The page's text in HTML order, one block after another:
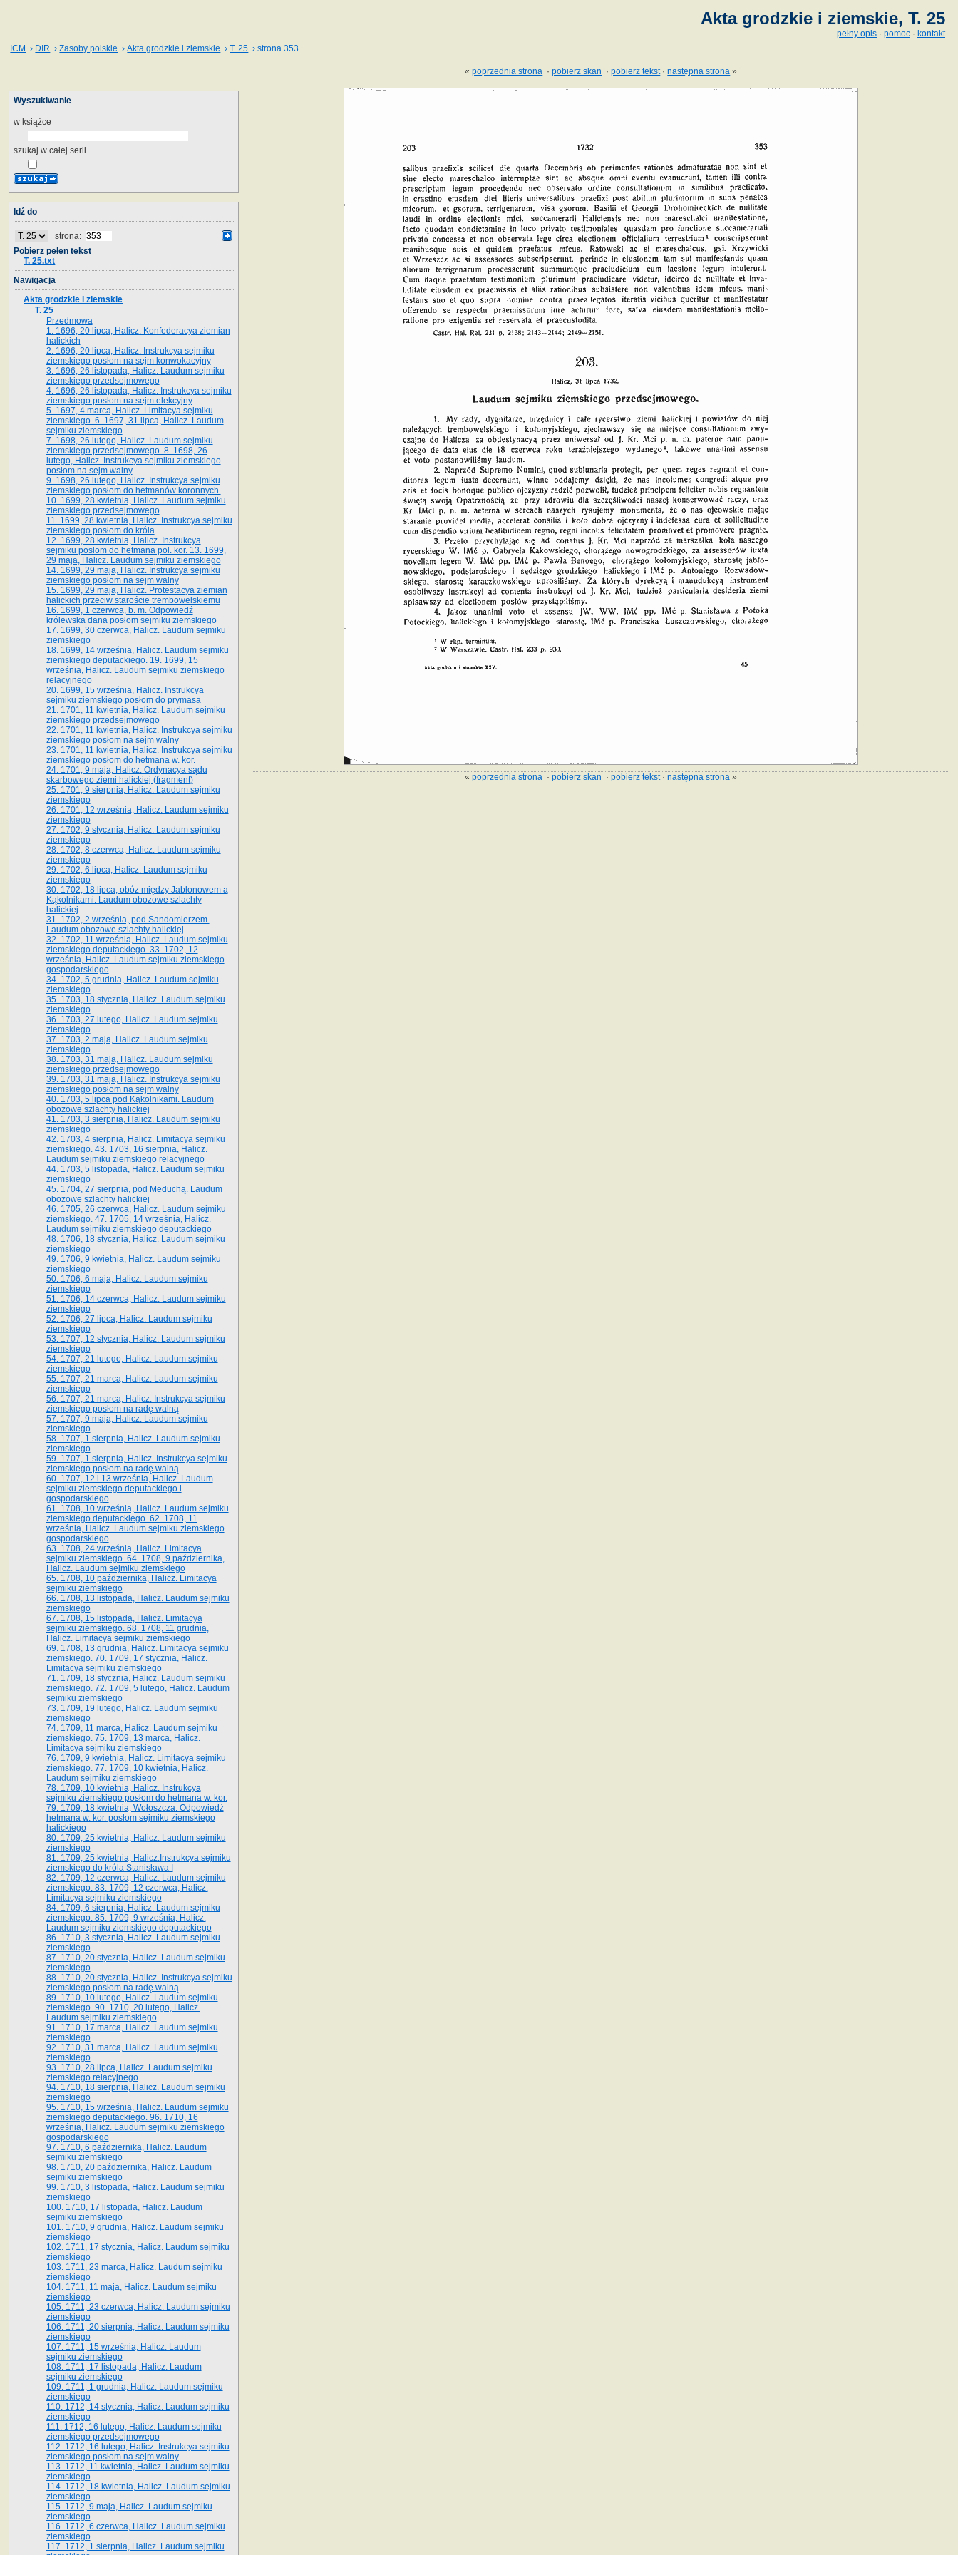
Akta grodzkie i ziemskie, T. 25
pełny opis · pomoc · kontakt
ICM › DIR ›Zasoby polskie ›Akta grodzkie i ziemskie ›T. 25 › strona 353
«poprzednia strona ·pobierz skan ·pobierz tekst·następna strona »
«poprzednia strona ·pobierz skan ·pobierz tekst·następna strona »
Wyszukiwanie
w książce
szukaj w całej serii
Idź do
strona:
Pobierz pełen tekst
T. 25.txt
Nawigacja
Akta grodzkie i ziemskie
T. 25
Przedmowa
1. 1696, 20 lipca, Halicz. Konfederacya ziemian
halickich
2. 1696, 20 lipca, Halicz. Instrukcya sejmiku
ziemskiego posłom na sejm konwokacyjny
3. 1696, 26 listopada, Halicz. Laudum sejmiku
ziemskiego przedsejmowego
4. 1696, 26 listopada, Halicz. Instrukcya sejmiku
ziemskiego posłom na sejm elekcyjny
5. 1697, 4 marca, Halicz. Limitacya sejmiku
ziemskiego. 6. 1697, 31 lipca, Halicz. Laudum
sejmiku ziemskiego
7. 1698, 26 lutego, Halicz. Laudum sejmiku
ziemskiego przedsejmowego. 8. 1698, 26
lutego, Halicz. Instrukcya sejmiku ziemskiego
posłom na sejm walny
9. 1698, 26 lutego, Halicz. Instrukcya sejmiku
ziemskiego posłom do hetmanów koronnych.
10. 1699, 28 kwietnia, Halicz. Laudum sejmiku
ziemskiego przedsejmowego
11. 1699, 28 kwietnia, Halicz. Instrukcya sejmiku
ziemskiego posłom do króla
12. 1699, 28 kwietnia, Halicz. Instrukcya
sejmiku posłom do hetmana pol. kor. 13. 1699,
29 maja, Halicz. Laudum sejmiku ziemskiego
14. 1699, 29 maja, Halicz. Instrukcya sejmiku
ziemskiego posłom na sejm walny
15. 1699, 29 maja, Halicz. Protestacya ziemian
halickich przeciw staroście trembowelskiemu
16. 1699, 1 czerwca, b. m. Odpowiedź
królewska dana posłom sejmiku ziemskiego
17. 1699, 30 czerwca, Halicz. Laudum sejmiku
ziemskiego
18. 1699, 14 września, Halicz. Laudum sejmiku
ziemskiego deputackiego. 19. 1699, 15
września, Halicz. Laudum sejmiku ziemskiego
relacyjnego
20. 1699, 15 września, Halicz. Instrukcya
sejmiku ziemskiego posłom do prymasa
21. 1701, 11 kwietnia, Halicz. Laudum sejmiku
ziemskiego przedsejmowego
22. 1701, 11 kwietnia, Halicz. Instrukcya sejmiku
ziemskiego posłom na sejm walny
23. 1701, 11 kwietnia, Halicz. Instrukcya sejmiku
ziemskiego posłom do hetmana w. kor.
24. 1701, 9 maja, Halicz. Ordynacya sądu
skarbowego ziemi halickiej (fragment)
25. 1701, 9 sierpnia, Halicz. Laudum sejmiku
ziemskiego
26. 1701, 12 września, Halicz. Laudum sejmiku
ziemskiego
27. 1702, 9 stycznia, Halicz. Laudum sejmiku
ziemskiego
28. 1702, 8 czerwca, Halicz. Laudum sejmiku
ziemskiego
29. 1702, 6 lipca, Halicz. Laudum sejmiku
ziemskiego
30. 1702, 18 lipca, obóz między Jabłonowem a
Kąkolnikami. Laudum obozowe szlachty
halickiej
31. 1702, 2 września, pod Sandomierzem.
Laudum obozowe szlachty halickiej
32. 1702, 11 września, Halicz. Laudum sejmiku
ziemskiego deputackiego. 33. 1702, 12
września, Halicz. Laudum sejmiku ziemskiego
gospodarskiego
34. 1702, 5 grudnia, Halicz. Laudum sejmiku
ziemskiego
35. 1703, 18 stycznia, Halicz. Laudum sejmiku
ziemskiego
36. 1703, 27 lutego, Halicz. Laudum sejmiku
ziemskiego
37. 1703, 2 maja, Halicz. Laudum sejmiku
ziemskiego
38. 1703, 31 maja, Halicz. Laudum sejmiku
ziemskiego przedsejmowego
39. 1703, 31 maja, Halicz. Instrukcya sejmiku
ziemskiego posłom na sejm walny
40. 1703, 5 lipca pod Kąkolnikami. Laudum
obozowe szlachty halickiej
41­. 1703, 3 sierpnia, Halicz. Laudum sejmiku
ziemskiego
42. 1703, 4 sierpnia, Halicz. Limitacya sejmiku
ziemskiego. 43. 1703, 16 sierpnia, Halicz.
Laudum sejmiku ziemskiego relacyjnego
44. 1703, 5 listopada, Halicz. Laudum sejmiku
ziemskiego
45. 1704, 27 sierpnia, pod Meduchą. Laudum
obozowe szlachty halickiej
46. 1705, 26 czerwca, Halicz. Laudum sejmiku
ziemskiego. 47. 1705, 14 września, Halicz.
Laudum sejmiku ziemskiego deputackiego
48. 1706, 18 stycznia, Halicz. Laudum sejmiku
ziemskiego
49. 1706, 9 kwietnia, Halicz. Laudum sejmiku
ziemskiego
50. 1706, 6 maja, Halicz. Laudum sejmiku
ziemskiego
51. 1706, 14 czerwca, Halicz. Laudum sejmiku
ziemskiego
52. 1706, 27 lipca, Halicz. Laudum sejmiku
ziemskiego
53. 1707, 12 stycznia, Halicz. Laudum sejmiku
ziemskiego
54. 1707, 21 lutego, Halicz. Laudum sejmiku
ziemskiego
55. 1707, 21 marca, Halicz. Laudum sejmiku
ziemskiego
56. 1707, 21 marca, Halicz. Instrukcya sejmiku
ziemskiego posłom na radę walną
57. 1707, 9 maja, Halicz. Laudum sejmiku
ziemskiego
58. 1707, 1 sierpnia, Halicz. Laudum sejmiku
ziemskiego
59. 1707, 1 sierpnia, Halicz. Instrukcya sejmiku
ziemskiego posłom na radę walną
60. 1707, 12 i 13 września, Halicz. Laudum
sejmiku ziemskiego deputackiego i
gospodarskiego
61. 1708, 10 września, Halicz. Laudum sejmiku
ziemskiego deputackiego. 62. 1708, 11
września, Halicz. Laudum sejmiku ziemskiego
gospodarskiego
63. 1708, 24 września, Halicz. Limitacya
sejmiku ziemskiego. 64. 1708, 9 października,
Halicz. Laudum sejmiku ziemskiego
65­. 1708, 10 października, Halicz. Limitacya
sejmiku ziemskiego
66. 1708, 13 listopada, Halicz. Laudum sejmiku
ziemskiego
67. 1708, 15 listopada, Halicz. Limitacya
sejmiku ziemskiego. 68. 1708, 11 grudnia,
Halicz. Limitacya sejmiku ziemskiego
69. 1708, 13 grudnia, Halicz. Limitacya sejmiku
ziemskiego. 70. 1709, 17 stycznia, Halicz.
Limitacya sejmiku ziemskiego
71. 1709, 18 stycznia, Halicz. Laudum sejmiku
ziemskiego. 72. 1709, 5 lutego, Halicz. Laudum
sejmiku ziemskiego
73. 1709, 19 lutego, Halicz. Laudum sejmiku
ziemskiego
74. 1709, 11 marca, Halicz. Laudum sejmiku
ziemskiego. 75. 1709, 13 marca, Halicz.
Limitacya sejmiku ziemskiego
76. 1709, 9 kwietnia, Halicz. Limitacya sejmiku
ziemskiego. 77. 1709, 10 kwietnia, Halicz.
Laudum sejmiku ziemskiego
78. 1709, 10 kwietnia, Halicz. Instrukcya
sejmiku ziemskiego posłom do hetmana w. kor.
79. 1709, 18 kwietnia, Wołoszcza. Odpowiedź
hetmana w. kor. posłom sejmiku ziemskiego
halickiego
80. 1709, 25 kwietnia, Halicz. Laudum sejmiku
ziemskiego
81. 1709, 25 kwietnia, Halicz.Instrukcya sejmiku
ziemskiego do króla Stanisława I
82. 1709, 12 czerwca, Halicz. Laudum sejmiku
ziemskiego. 83. 1709, 12 czerwca, Halicz.
Limitacya sejmiku ziemskiego
84. 1709, 6 sierpnia, Halicz. Laudum sejmiku
ziemskiego. 85. 1709, 9 września, Halicz.
Laudum sejmiku ziemskiego deputackiego
86. 1710, 3 stycznia, Halicz. Laudum sejmiku
ziemskiego
87. 1710, 20 stycznia, Halicz. Laudum sejmiku
ziemskiego
88. 1710, 20 stycznia, Halicz. Instrukcya sejmiku
ziemskiego posłom na radę walną
89. 1710, 10 lutego, Halicz. Laudum sejmiku
ziemskiego. 90. 1710, 20 lutego, Halicz.
Laudum sejmiku ziemskiego
91. 1710, 17 marca, Halicz. Laudum sejmiku
ziemskiego
92. 1710, 31 marca, Halicz. Laudum sejmiku
ziemskiego
93. 1710, 28 lipca, Halicz. Laudum sejmiku
ziemskiego relacyjnego
94. 1710, 18 sierpnia, Halicz. Laudum sejmiku
ziemskiego
95. 1710, 15 września, Halicz. Laudum sejmiku
ziemskiego deputackiego. 96. 1710, 16
września, Halicz. Laudum sejmiku ziemskiego
gospodarskiego
97. 1710, 6 października, Halicz. Laudum
sejmiku ziemskiego
98. 1710, 20 października, Halicz. Laudum
sejmiku ziemskiego
99. 1710, 3 listopada, Halicz. Laudum sejmiku
ziemskiego
100. 1710, 17 listopada, Halicz. Laudum
sejmiku ziemskiego
101. 1710, 9 grudnia, Halicz. Laudum sejmiku
ziemskiego
102. 1711, 17 stycznia, Halicz. Laudum sejmiku
ziemskiego
103. 1711, 23 marca, Halicz. Laudum sejmiku
ziemskiego
104. 1711, 11 maja, Halicz. Laudum sejmiku
ziemskiego
105. 1711, 23 czerwca, Halicz. Laudum sejmiku
ziemskiego
106. 1711, 20 sierpnia, Halicz. Laudum sejmiku
ziemskiego
107. 1711, 15 września, Halicz. Laudum
sejmiku ziemskiego
108. 1711, 17 listopada, Halicz. Laudum
sejmiku ziemskiego
109. 1711, 1 grudnia, Halicz. Laudum sejmiku
ziemskiego
110. 1712, 14 stycznia, Halicz. Laudum sejmiku
ziemskiego
111. 1712, 16 lutego, Halicz. Laudum sejmiku
ziemskiego przedsejmowego
112. 1712, 16 lutego, Halicz. Instrukcya sejmiku
ziemskiego posłom na sejm walny
113. 1712, 11 kwietnia, Halicz. Laudum sejmiku
ziemskiego
114. 1712, 18 kwietnia, Halicz. Laudum sejmiku
ziemskiego
115. 1712, 9 maja, Halicz. Laudum sejmiku
ziemskiego
116. 1712, 6 czerwca, Halicz. Laudum sejmiku
ziemskiego
117. 1712, 1 sierpnia, Halicz. Laudum sejmiku